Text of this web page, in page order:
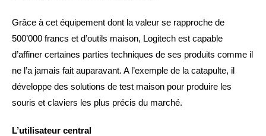
Grâce à cet équipement dont la valeur se rapproche de
500’000 francs et d’outils maison, Logitech est capable
d’affiner certaines parties techniques de ses produits comme il
ne l’a jamais fait auparavant. A l’exemple de la catapulte, il
développe des solutions de test maison pour produire les
souris et claviers les plus précis du marché.
L’utilisateur central